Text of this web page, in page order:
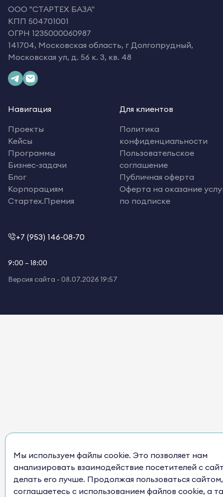
OOO "СТАРТЕХ БАЗА"
КПП 504701001
ОГРН 1235000060987
141704, Московская область, г Долгопрудный,
Московская ул, д. 56 к. 3, кв. 48
Навигация
Проекты
Кейсы
Программы
Бизнес-задачи
Блог
Корпорациям
Стартех.Премия
Для клиентов
Политика
конфиденциальности
Пользовательское
соглашение
Публичная оферта
Оферта на оказание
по подписке
+7 (953) 146-08-70
9:00 – 18:00
Версия сайта - 08.07.2026 19:57
Мы используем файлы cookie. Это позволяет нам
анализировать взаимодействие посетителей с
делать его лучше. Продолжая пользоваться
соглашаетесь с использованием файлов cookie, а